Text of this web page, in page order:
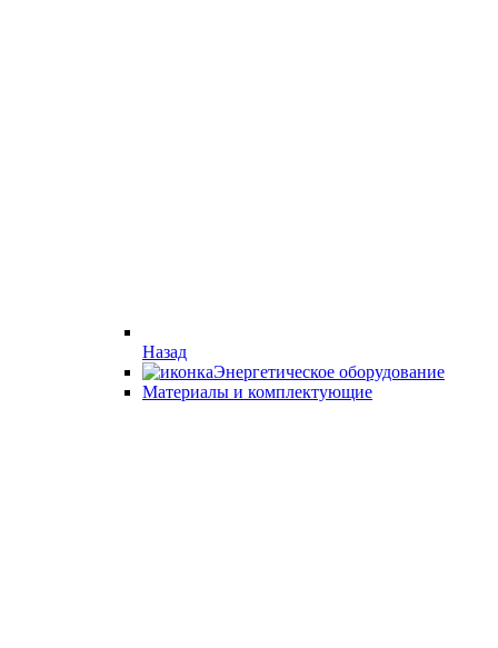
Назад
Энергетическое оборудование
Материалы и комплектующие